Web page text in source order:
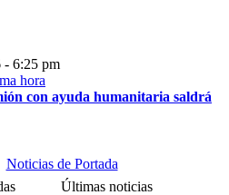
- 6:25 pm
con ayuda humanitaria saldrá
Noticias de Portada
Últimas noticias